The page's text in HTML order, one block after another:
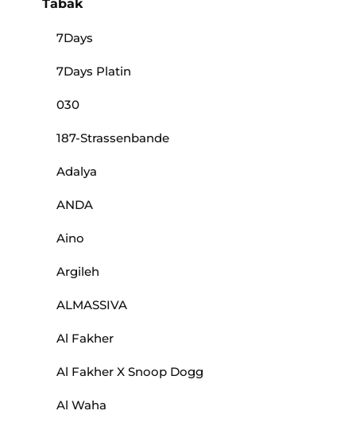
Tabak
7Days
7Days Platin
030
187-Strassenbande
Adalya
ANDA
Aino
Argileh
ALMASSIVA
Al Fakher
Al Fakher X Snoop Dogg
Al Waha